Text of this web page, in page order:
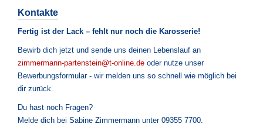
Kontakte
Fertig ist der Lack – fehlt nur noch die Karosserie!
Bewirb dich jetzt und sende uns deinen Lebenslauf an
zimmermann-partenstein@t-online.de oder nutze unser
Bewerbungsformular - wir melden uns so schnell wie möglich bei
dir zurück.
Du hast noch Fragen?
Melde dich bei Sabine Zimmermann unter 09355 7700.